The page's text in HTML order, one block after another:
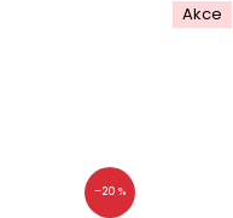
–20 %
Akce